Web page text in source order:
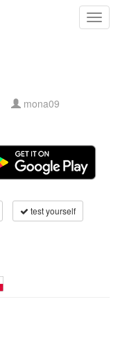
mona09
test yourself